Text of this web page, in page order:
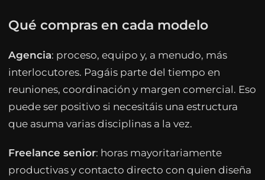
Qué compras en cada modelo
Agencia: proceso, equipo y, a menudo, más
interlocutores. Pagáis parte del tiempo en
reuniones, coordinación y margen comercial. Eso
puede ser positivo si necesitáis una estructura
que asuma varias disciplinas a la vez.
Freelance senior: horas mayoritariamente
productivas y contacto directo con quien diseña